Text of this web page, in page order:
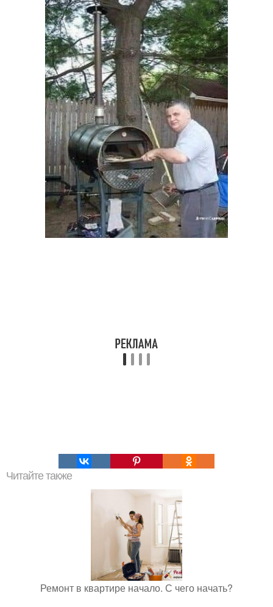
Читайте также
Ремонт в квартире начало. С чего начать?